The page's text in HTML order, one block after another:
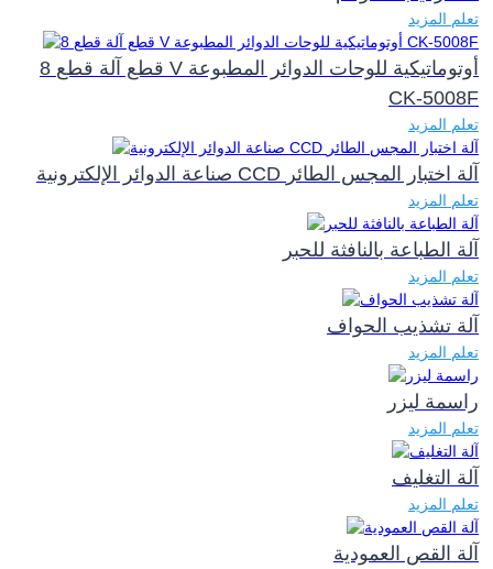
تعلم المزيد
8 قطع آلة قطع V أوتوماتيكية للوحات الدوائر المطبوعة
CK-5008F
تعلم المزيد
صناعة الدوائر الإلكترونية CCD آلة اختبار المجس الطائر
تعلم المزيد
آلة الطباعة بالنافثة للحبر
تعلم المزيد
آلة تشذيب الحواف
تعلم المزيد
راسمة ليزر
تعلم المزيد
آلة التغليف
تعلم المزيد
آلة القص العمودية